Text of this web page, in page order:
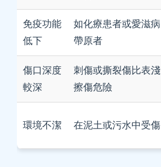
免疫功能
低下
如化療患者或愛滋病
帶原者
傷口深度
較深
刺傷或撕裂傷比表淺
擦傷危險
環境不潔 在泥土或污水中受傷